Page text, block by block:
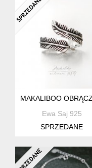
MAKALIBOO
Ewa Saj 925
SPRZEDANE